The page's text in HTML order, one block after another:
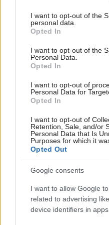
not limited to your visit or
grant or deny consent to
use your data for below
consent section.
I want to opt-out of the
personal data.
Opted In
I want to opt-out of the
Personal Data.
Opted In
I want to opt-out of
Personal Data for
Opted In
I want to opt-out of
Retention, Sale, and/or
Personal Data that Is
Purposes for which it
Opted Out
Google consents
I want to allow Google
related to advertising
device identifiers in apps.